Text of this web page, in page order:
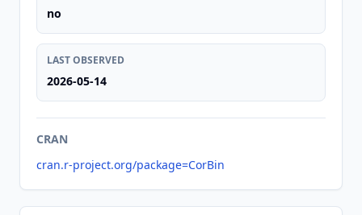
no
LAST OBSERVED
2026-05-14
CRAN
cran.r-project.org/package=CorBin